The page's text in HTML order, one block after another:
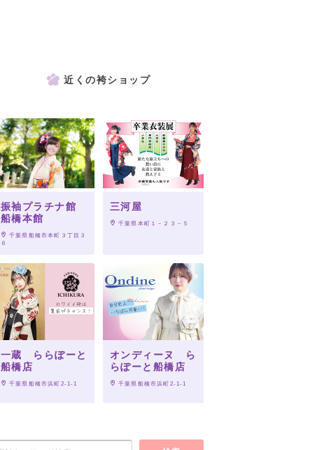
近くの袴ショップ
振袖プラチナ館
船橋本館
千葉県船橋市本町３丁目３
６
三河屋
千葉県本町１－２３－５
一蔵 ららぽーと
船橋店
千葉県船橋市浜町2-1-1
オンディーヌ ら
らぽーと船橋店
千葉県船橋市浜町2-1-1